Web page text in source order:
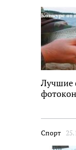
Лучшие
Спорт